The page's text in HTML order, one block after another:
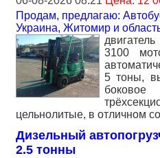
Продам, предлагаю:
Украина, Житомир и
3100
5 тоны,
цельнолитые, в отличном
Дизельный
2.5 тонны